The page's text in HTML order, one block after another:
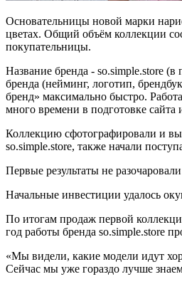
Основательницы новой марки
цветах. Общий объём коллекции
покупательницы.
Название бренда - so.simple.store
бренда (нейминг, логотип,
бренд» максимально быстро.
много времени в подготовке сайта
Коллекцию сфотографировали и
so.simple.store, также начали
Первые результаты не
Начальные инвестиции удалось
По итогам продаж первой
год работы бренда so.simple.store
«Мы видели, какие модели идут
Сейчас мы уже гораздо лучше